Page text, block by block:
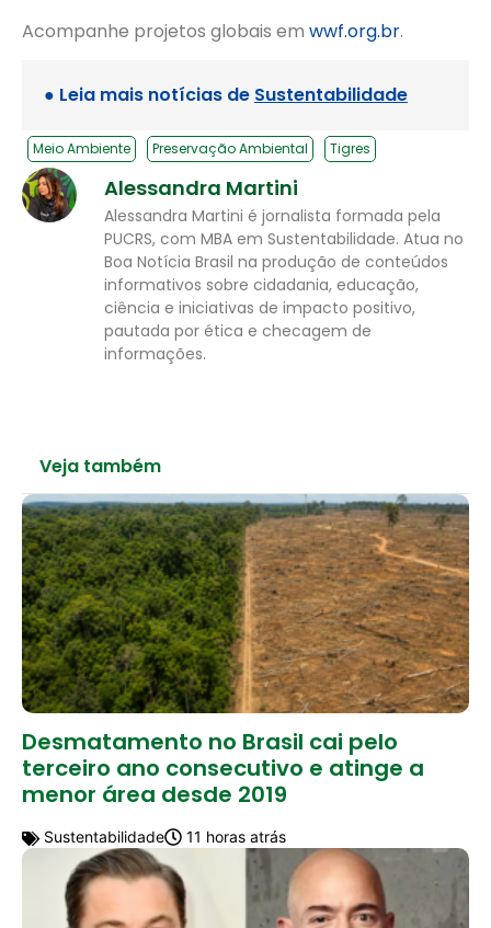
Acompanhe projetos globais em wwf.org.br.
● Leia mais notícias de Sustentabilidade
Meio Ambiente Preservação Ambiental Tigres
Alessandra Martini
Alessandra Martini é jornalista formada pela
PUCRS, com MBA em Sustentabilidade. Atua no
Boa Notícia Brasil na produção de conteúdos
informativos sobre cidadania, educação,
ciência e iniciativas de impacto positivo,
pautada por ética e checagem de
informações.
Veja também
Desmatamento no Brasil cai pelo
terceiro ano consecutivo e atinge a
menor área desde 2019
Sustentabilidade 11 horas atrás